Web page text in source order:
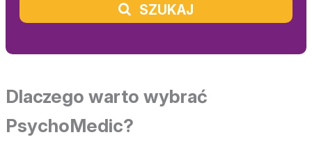
SZUKAJ
Dlaczego warto wybrać
PsychoMedic?